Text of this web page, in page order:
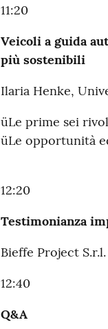
11:20
Veicoli a guida
più sostenibili
Ilaria Henke,
üLe prime sei
üLe opportunità
12:20
Testimonianza
Bieffe Project S.r.l.
12:40
Q&A